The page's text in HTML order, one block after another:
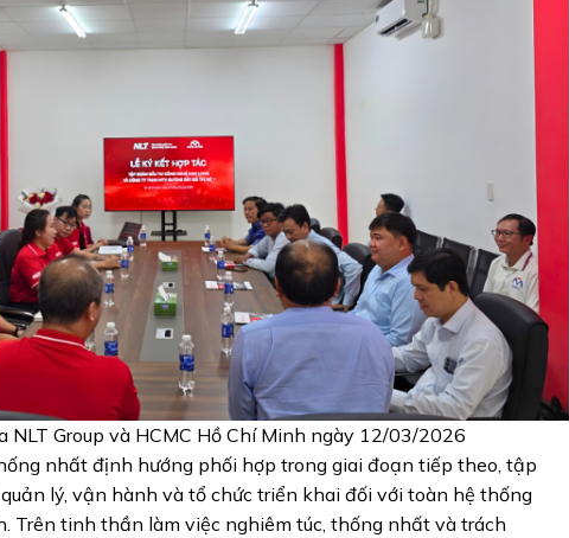
NLT Group và HCMC Hồ Chí Minh ngày 12/03/2026
nhất định hướng phối hợp trong giai đoạn tiếp theo, tập
lý, vận hành và tổ chức triển khai đối với toàn hệ thống
Trên tinh thần làm việc nghiêm túc, thống nhất và trách